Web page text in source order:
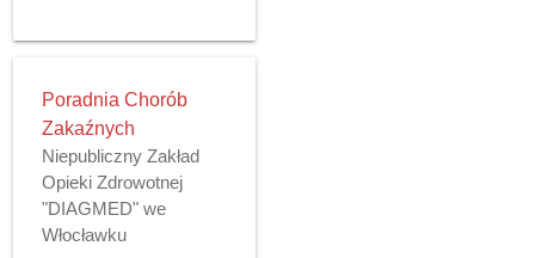
Poradnia Chorób
Zakaźnych
Niepubliczny Zakład
Opieki Zdrowotnej
"DIAGMED" we
Włocławku